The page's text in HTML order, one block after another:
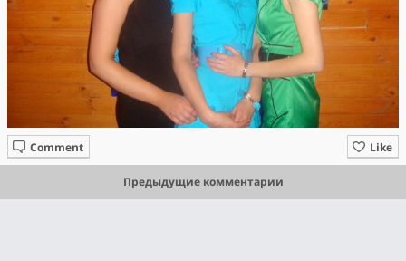
Like
Comment
Предыдущие комментарии